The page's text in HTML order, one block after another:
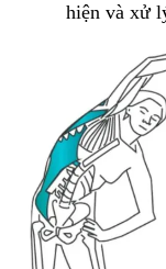
hiện và xử